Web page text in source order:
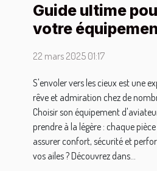
Guide ultime
votre
22 mars 2025 01:17
S'envoler vers les cieux est une
rêve et admiration chez de
Choisir son équipement
prendre à la légère : chaque
assurer confort, sécurité et
vos ailes ? Découvrez dans...